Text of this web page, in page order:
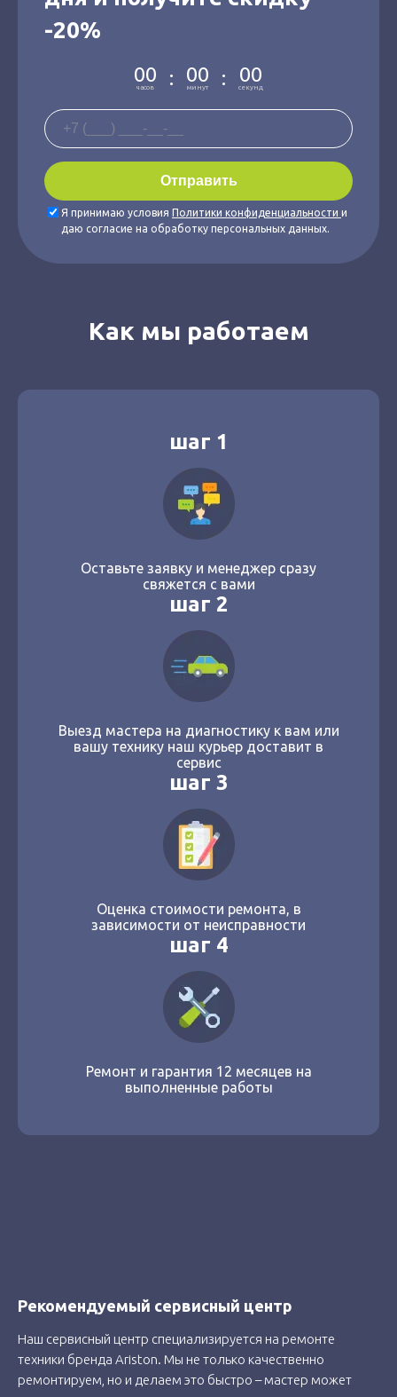
-20%
00
часов : 00
минут : 00
секунд
Я принимаю условия Политики конфиденциальности и
даю согласие на обработку персональных данных.
Как мы работаем
шаг 1
Оставьте заявку и менеджер сразу
свяжется с вами
шаг 2
Выезд мастера на диагностику к вам или
вашу технику наш курьер доставит в
сервис
шаг 3
Оценка стоимости ремонта, в
зависимости от неисправности
шаг 4
Ремонт и гарантия 12 месяцев на
выполненные работы
Рекомендуемый сервисный центр
Наш сервисный центр специализируется на ремонте
техники бренда Ariston. Мы не только качественно
ремонтируем, но и делаем это быстро – мастер может